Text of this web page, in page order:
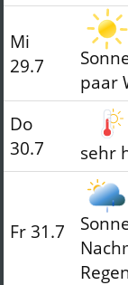
Mi
29.7
paar
Do
30.7
sehr
Fr 31.7